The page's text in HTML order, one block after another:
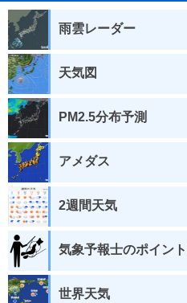
雨雲レーダー
天気図
PM2.5分布予測
アメダス
2週間天気
気象予報士のポイン
世界天気